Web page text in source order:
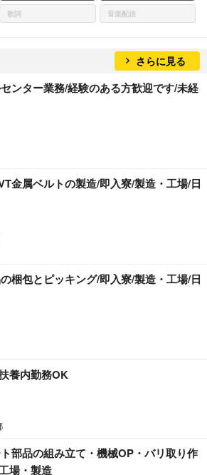
歌詞 音楽配信
さらに見る
ンター業務/経験のある方歓迎です/未経
金属ベルトの製造/即入寮/製造・工場/日
梱包とピッキング/即入寮/製造・工場/日
養内勤務OK
部品の組み立て・機械OP・バリ取り作
場・製造